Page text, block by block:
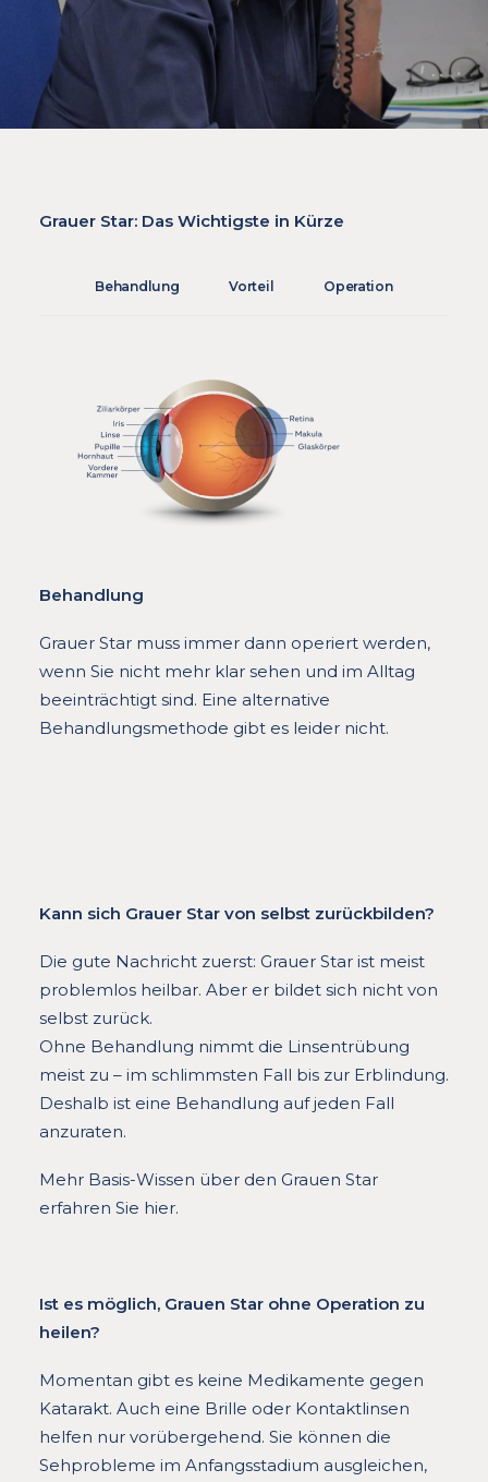
Grauer Star: Das Wichtigste in Kürze
Behandlung Vorteil Operation
Behandlung
Grauer Star muss immer dann operiert werden,
wenn Sie nicht mehr klar sehen und im Alltag
beeinträchtigt sind. Eine alternative
Behandlungsmethode gibt es leider nicht.
Kann sich Grauer Star von selbst zurückbilden?
Die gute Nachricht zuerst: Grauer Star ist meist
problemlos heilbar. Aber er bildet sich nicht von
selbst zurück.
Ohne Behandlung nimmt die Linsentrübung
meist zu – im schlimmsten Fall bis zur Erblindung.
Deshalb ist eine Behandlung auf jeden Fall
anzuraten.
Mehr Basis-Wissen über den Grauen Star
erfahren Sie hier.
Ist es möglich, Grauen Star ohne Operation zu
heilen?
Momentan gibt es keine Medikamente gegen
Katarakt. Auch eine Brille oder Kontaktlinsen
helfen nur vorübergehend. Sie können die
Sehprobleme im Anfangsstadium ausgleichen,